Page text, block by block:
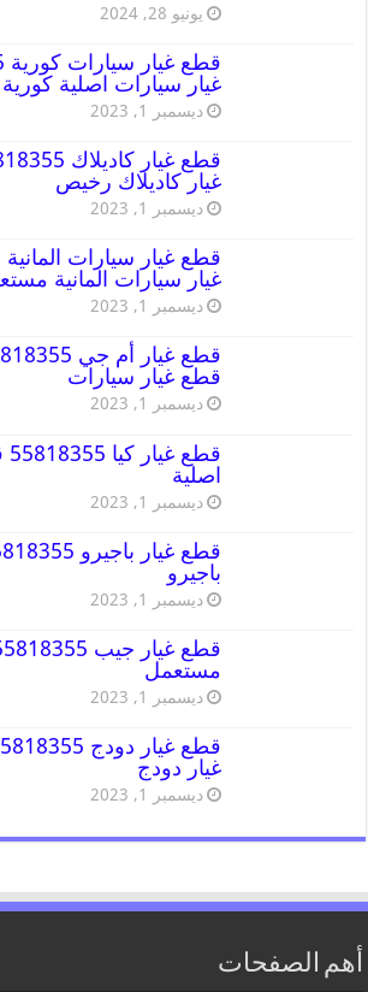
يونيو 28, 2024
غيار سيارات اصلية كورية
ديسمبر 1, 2023
غيار كاديلاك رخيص
ديسمبر 1, 2023
غيار سيارات المانية
ديسمبر 1, 2023
قطع غيار سيارات
ديسمبر 1, 2023
اصلية
ديسمبر 1, 2023
باجيرو
ديسمبر 1, 2023
مستعمل
ديسمبر 1, 2023
غيار دودج
ديسمبر 1, 2023
أهم الصفحات